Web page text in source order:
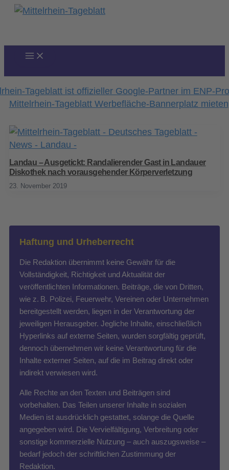
Zum
Landau – Ausgetickt: Randalierender Gast in Landauer
Diskothek nach vorausgehender Körperverletzung
23. November 2019
Haftung und Urheberrecht
Die Redaktion übernimmt keine Gewähr für die
Vollständigkeit, Richtigkeit und Aktualität der
veröffentlichten Informationen. Beiträge, die von Dritten,
wie z. B. Polizei, Feuerwehr, Vereinen oder Unternehmen
bereitgestellt werden, liegen in der Verantwortung der
jeweiligen Herausgeber. Jegliche Inhalte, einschließlich
Hyperlinks auf externe Seiten, wurden sorgfältig geprüft,
dennoch übernehmen wir keine Verantwortung für die
Inhalte externer Seiten, auf die im Beitrag direkt oder
indirekt verwiesen wird.
Alle Rechte an den Texten und Beiträgen sind
vorbehalten. Das Teilen unserer Inhalte in sozialen
Medien ist ausdrücklich gestattet, solange die Quelle
angegeben wird. Die Vervielfältigung, Verbreitung oder
sonstige kommerzielle Nutzung – auch auszugsweise –
bedarf jedoch der schriftlichen Zustimmung der
Redaktion.